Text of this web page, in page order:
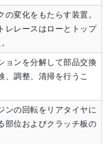
の変化をもたらす装置。
レレースはローとトップ
ョンを分解して部品交換
、調整、清掃を行うこ
ンの回転をリアタイヤに
部位およびクラッチ板の